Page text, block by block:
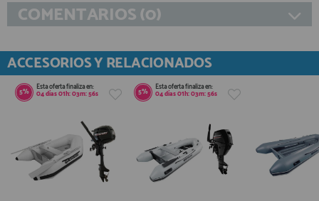
COMENTARIOS (0)
ACCESORIOS Y RELACIONADOS
5% Esta oferta finaliza en:
04días01h:03m:55s 5% Esta oferta finaliza en:
04días01h:03m:55s